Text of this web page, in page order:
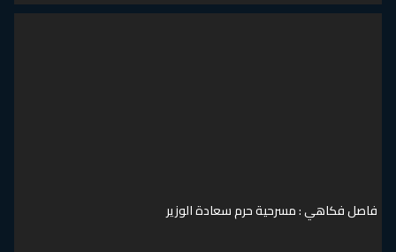
فاصل فكاهي : مسرحية حرم سعادة الوزير